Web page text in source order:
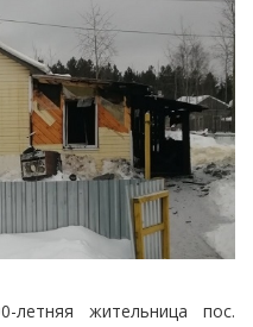
летняя жительница пос.